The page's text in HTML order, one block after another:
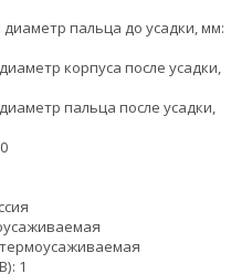
пальца до усадки, мм:
корпуса после усадки,
пальца после усадки,
1